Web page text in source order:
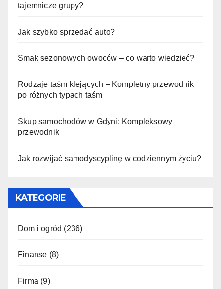
tajemnicze grupy?
Jak szybko sprzedać auto?
Smak sezonowych owoców – co warto wiedzieć?
Rodzaje taśm klejących – Kompletny przewodnik
po różnych typach taśm
Skup samochodów w Gdyni: Kompleksowy
przewodnik
Jak rozwijać samodyscyplinę w codziennym życiu?
KATEGORIE
Dom i ogród (236)
Finanse (8)
Firma (9)